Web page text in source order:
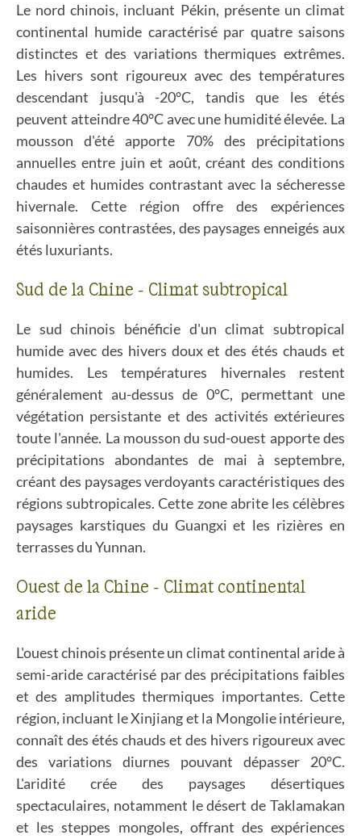
Le nord chinois, incluant Pékin, présente un climat
continental humide caractérisé par quatre saisons
distinctes et des variations thermiques extrêmes.
Les hivers sont rigoureux avec des températures
descendant jusqu'à -20°C, tandis que les étés
peuvent atteindre 40°C avec une humidité élevée. La
mousson d'été apporte 70% des précipitations
annuelles entre juin et août, créant des conditions
chaudes et humides contrastant avec la sécheresse
hivernale. Cette région offre des expériences
saisonnières contrastées, des paysages enneigés aux
étés luxuriants.
Sud de la Chine - Climat subtropical
Le sud chinois bénéficie d'un climat subtropical
humide avec des hivers doux et des étés chauds et
humides. Les températures hivernales restent
généralement au-dessus de 0°C, permettant une
végétation persistante et des activités extérieures
toute l'année. La mousson du sud-ouest apporte des
précipitations abondantes de mai à septembre,
créant des paysages verdoyants caractéristiques des
régions subtropicales. Cette zone abrite les célèbres
paysages karstiques du Guangxi et les rizières en
terrasses du Yunnan.
Ouest de la Chine - Climat continental
aride
L'ouest chinois présente un climat continental aride à
semi-aride caractérisé par des précipitations faibles
et des amplitudes thermiques importantes. Cette
région, incluant le Xinjiang et la Mongolie intérieure,
connaît des étés chauds et des hivers rigoureux avec
des variations diurnes pouvant dépasser 20°C.
L'aridité crée des paysages désertiques
spectaculaires, notamment le désert de Taklamakan
et les steppes mongoles, offrant des expériences